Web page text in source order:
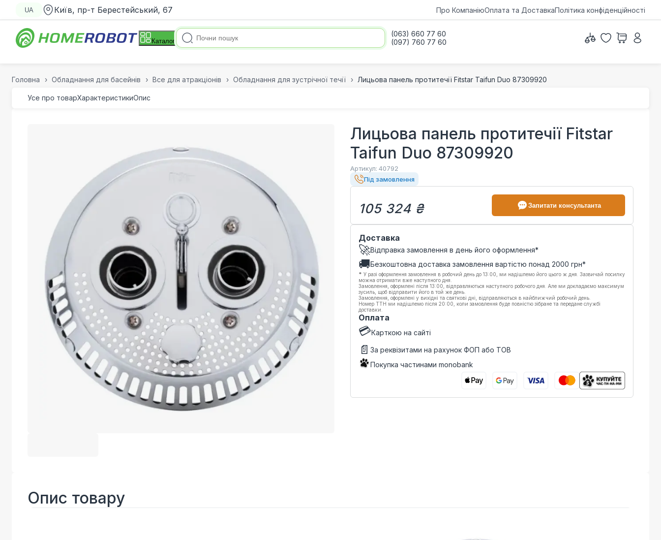
UA Київ, пр-т Берестейський, 67 Про КомпаніюОплата та ДоставкаПолітика конфіденційності
Каталог
(063) 660 77 60
(097) 760 77 60
Головна Обладнання для басейнів Все для атракціонів Обладнання для зустрічної течії Лицьова панель протитечії Fitstar Taifun Duo 87309920
Усе про товарХарактеристикиОпис
Лицьова панель протитечії Fitstar
Taifun Duo 87309920
Артикул: 40792
Під замовлення
105 324 ₴ Запитати консультанта
Доставка
🚀Відправка замовлення в день його оформлення*
🚚Безкоштовна доставка замовлення вартістю понад 2000 грн*
* У разі оформлення замовлення в робочий день до 13:00, ми надішлемо його цього ж дня. Зазвичай посилку
можна отримати вже наступного дня.
Замовлення, оформлені після 13:00, відправляються наступного робочого дня. Але ми докладаємо максимум
зусиль, щоб відправити його в той же день.
Замовлення, оформлені у вихідні та святкові дні, відправляються в найближчий робочий день.
Номер ТТН ми надішлемо після 20:00, коли замовлення буде повністю зібране та передане службі
доставки.
Оплата
💳Карткою на сайті
📄 За реквізитами на рахунок ФОП або ТОВ
Покупка частинами monobank
Опис товару